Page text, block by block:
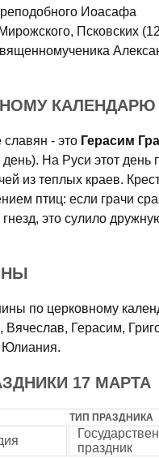
Иоасафа
Псковских
КАЛЕНДАРЮ
- это Герасим
На Руси этот день
из теплых краев.
птиц: если грачи
это сулило
по церковному
Герасим,
17 МАРТА
ТИП ПРАЗДНИКА
праздник